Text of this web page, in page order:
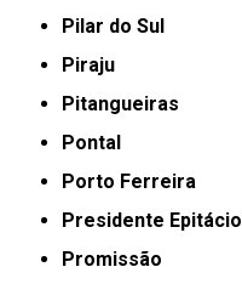
Pilar do Sul
Piraju
Pitangueiras
Pontal
Porto Ferreira
Presidente Epitácio
Promissão